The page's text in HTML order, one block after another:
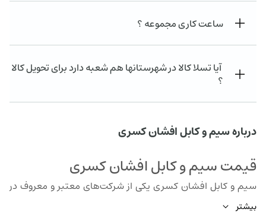
ساعت کاری مجموعه ؟
آیا تسلا کالا در شهرستانها هم شعبه دارد برای تحویل کالا
؟
درباره سیم و کابل افشان کسری
قیمت سیم و کابل افشان کسری
سیم و کابل افشان کسری یکی از شرکت‌های معتبر و معروف در
زمینه تولید و عرضه سیم و کابل در بازار است. این شرکت با بیش از
بیشتر